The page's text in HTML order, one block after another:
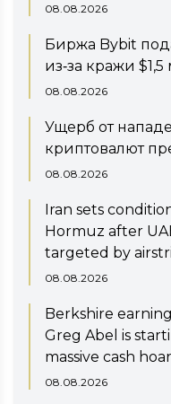
08.08.2026
Биржа Bybit
из‑за кражи
08.08.2026
Ущерб от
криптовалют
08.08.2026
Iran sets
Hormuz after
targeted by
08.08.2026
Berkshire
Greg Abel is
massive cash
08.08.2026